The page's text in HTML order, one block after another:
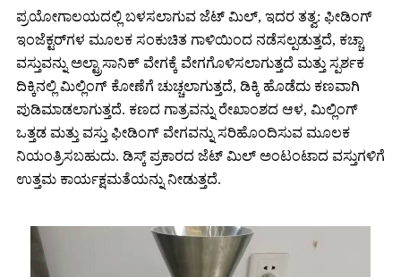
ಪ್ರಯೋಗಾಲಯದಲ್ಲಿ ಬಳಸಲಾಗುವ ಜೆಟ್ ಮಿಲ್, ಇದರ ತತ್ವ: ಫೀಡಿಂಗ್
ಇಂಜೆಕ್ಟರ್‌ಗಳ ಮೂಲಕ ಸಂಕುಚಿತ ಗಾಳಿಯಿಂದ ನಡೆಸಲ್ಪಡುತ್ತದೆ, ಕಚ್ಚಾ
ವಸ್ತುವನ್ನು ಅಲ್ಟ್ರಾಸಾನಿಕ್ ವೇಗಕ್ಕೆ ವೇಗಗೊಳಿಸಲಾಗುತ್ತದೆ ಮತ್ತು ಸ್ಪರ್ಶಕ
ದಿಕ್ಕಿನಲ್ಲಿ ಮಿಲ್ಲಿಂಗ್ ಕೋಣೆಗೆ ಚುಚ್ಚಲಾಗುತ್ತದೆ, ಡಿಕ್ಕಿ ಹೊಡೆದು ಕಣವಾಗಿ
ಪುಡಿಮಾಡಲಾಗುತ್ತದೆ. ಕಣದ ಗಾತ್ರವನ್ನು ರೇಖಾಂಶದ ಆಳ, ಮಿಲ್ಲಿಂಗ್
ಒತ್ತಡ ಮತ್ತು ವಸ್ತು ಫೀಡಿಂಗ್ ವೇಗವನ್ನು ಸರಿಹೊಂದಿಸುವ ಮೂಲಕ
ನಿಯಂತ್ರಿಸಬಹುದು. ಡಿಸ್ಕ್ ಪ್ರಕಾರದ ಜೆಟ್ ಮಿಲ್ ಅಂಟಂಟಾದ ವಸ್ತುಗಳಿಗೆ
ಉತ್ತಮ ಕಾರ್ಯಕ್ಷಮತೆಯನ್ನು ನೀಡುತ್ತದೆ.